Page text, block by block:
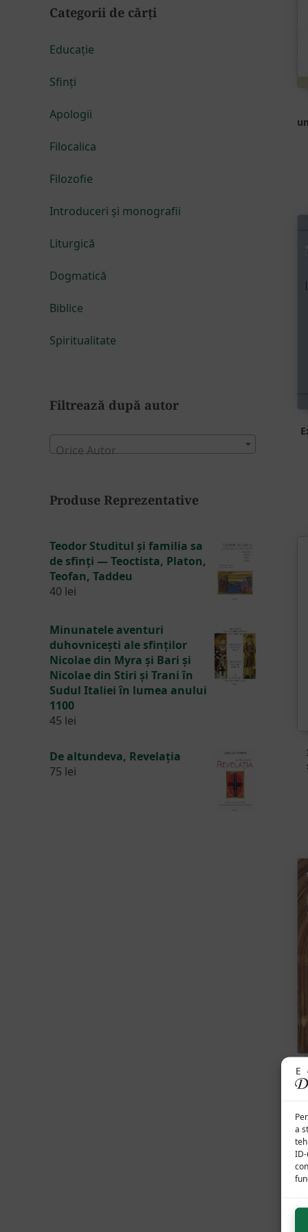
a
Categorii de cărți
Educație
Sfinți
Apologii
Filocalica
Filozofie
Introduceri și monografii
Liturgică
Dogmatică
Biblice
Spiritualitate
Filtrează după autor
Orice Autor
Produse Reprezentative
Teodor Studitul și familia sa
de sfinți — Teoctista, Platon,
Teofan, Taddeu
40 lei
Minunatele aventuri
duhovnicești ale sfinților
Nicolae din Myra și Bari și
Nicolae din Stiri și Trani în
Sudul Italiei în lumea anului
1100
45 lei
De altundeva, Revelația
75 lei